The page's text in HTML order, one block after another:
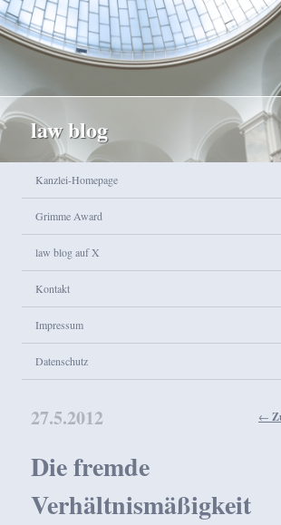
law blog
Zum Inhalt wechseln
Zum sekundären Inhalt wechseln
Kanzlei-Homepage
Grimme Award
law blog auf X
Kontakt
Impressum
Datenschutz
←
Die fremde
Verhältnismäßigkeit
27.5.2012